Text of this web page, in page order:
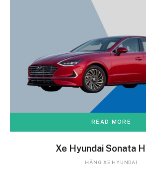
READ MORE
Xe Hyundai Sonata
HÃNG XE HYUNDAI